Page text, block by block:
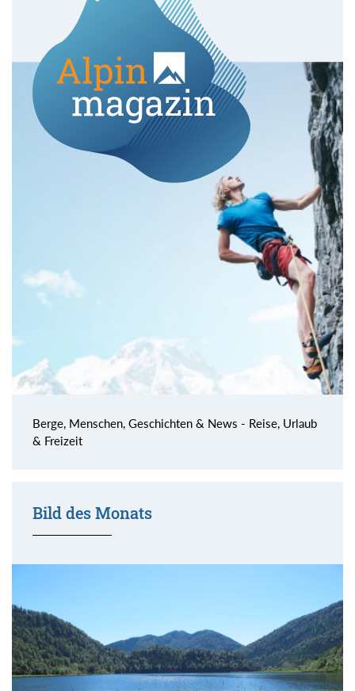
Berge, Menschen, Geschichten & News - Reise, Urlaub
& Freizeit
Bild des Monats